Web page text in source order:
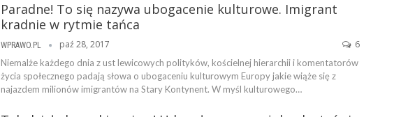
Paradne! To się nazywa ubogacenie kulturowe. Imigrant
kradnie w rytmie tańca
WPRAWO.PL paź 28, 2017 6
Niemalże każdego dnia z ust lewicowych polityków, kościelnej hierarchii i komentatorów
życia społecznego padają słowa o ubogaceniu kulturowym Europy jakie wiąże się z
najazdem milionów imigrantów na Stary Kontynent. W myśl kulturowego…